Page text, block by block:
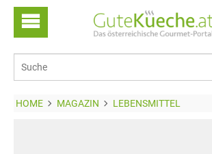
HOME MAGAZIN LEBENSMITTEL